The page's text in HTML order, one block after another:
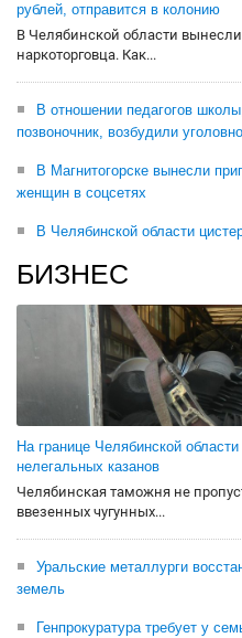
рублей, отправится в колонию
В Челябинской области
наркоторговца. Как...
В отношении педагогов
позвоночник, возбудили
В Магнитогорске вынесли
женщин в соцсетях
В Челябинской области
БИЗНЕС
На границе Челябинской
нелегальных казанов
Челябинская таможня не
ввезенных чугунных...
Уральские металлурги
земель
Генпрокуратура требует у